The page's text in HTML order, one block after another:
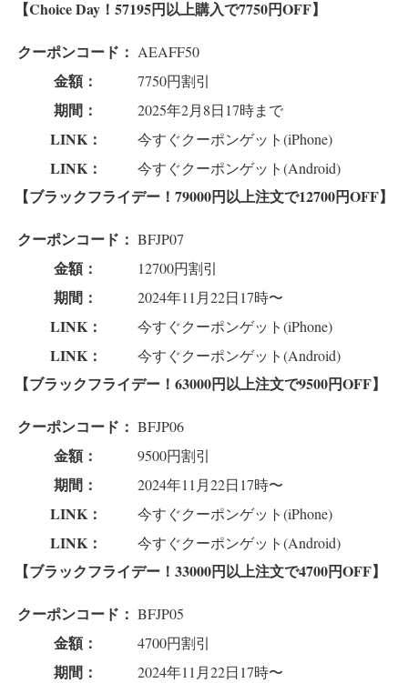
【Choice Day！57195円以上購入で7750円OFF】
クーポンコード： AEAFF50
金額： 7750円割引
期間： 2025年2月8日17時まで
LINK： 今すぐクーポンゲット(iPhone)
LINK： 今すぐクーポンゲット(Android)
【ブラックフライデー！79000円以上注文で12700円OFF】
クーポンコード： BFJP07
金額： 12700円割引
期間： 2024年11月22日17時〜
LINK： 今すぐクーポンゲット(iPhone)
LINK： 今すぐクーポンゲット(Android)
【ブラックフライデー！63000円以上注文で9500円OFF】
クーポンコード： BFJP06
金額： 9500円割引
期間： 2024年11月22日17時〜
LINK： 今すぐクーポンゲット(iPhone)
LINK： 今すぐクーポンゲット(Android)
【ブラックフライデー！33000円以上注文で4700円OFF】
クーポンコード： BFJP05
金額： 4700円割引
期間： 2024年11月22日17時〜